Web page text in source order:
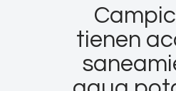
tienen
Noticias
Podcast
PROGRAMACIÓN
Nuestra Historia